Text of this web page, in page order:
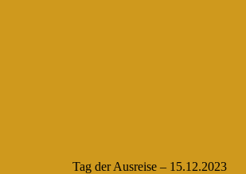
Tag der Ausreise – 15.12.2023